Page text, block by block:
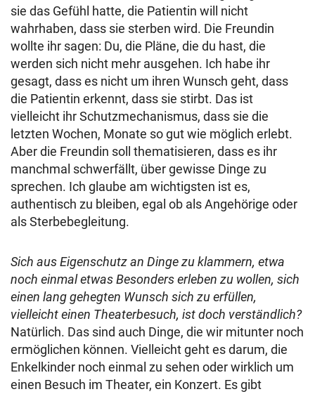
sie das Gefühl hatte, die Patientin will nicht
wahrhaben, dass sie sterben wird. Die Freundin
wollte ihr sagen: Du, die Pläne, die du hast, die
werden sich nicht mehr ausgehen. Ich habe ihr
gesagt, dass es nicht um ihren Wunsch geht, dass
die Patientin erkennt, dass sie stirbt. Das ist
vielleicht ihr Schutzmechanismus, dass sie die
letzten Wochen, Monate so gut wie möglich erlebt.
Aber die Freundin soll thematisieren, dass es ihr
manchmal schwerfällt, über gewisse Dinge zu
sprechen. Ich glaube am wichtigsten ist es,
authentisch zu bleiben, egal ob als Angehörige oder
als Sterbebegleitung.
Sich aus Eigenschutz an Dinge zu klammern, etwa
noch einmal etwas Besonders erleben zu wollen, sich
einen lang gehegten Wunsch sich zu erfüllen,
vielleicht einen Theaterbesuch, ist doch verständlich?
Natürlich. Das sind auch Dinge, die wir mitunter noch
ermöglichen können. Vielleicht geht es darum, die
Enkelkinder noch einmal zu sehen oder wirklich um
einen Besuch im Theater, ein Konzert. Es gibt